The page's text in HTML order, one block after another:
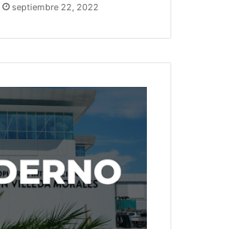
septiembre 22, 2022